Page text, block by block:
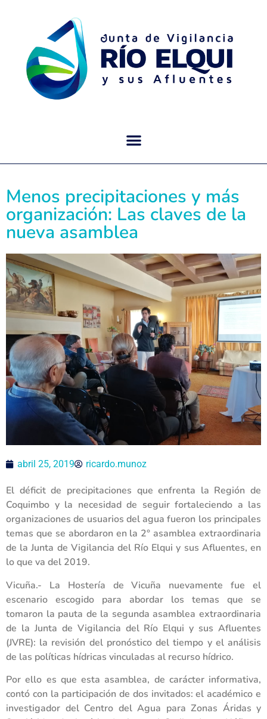
Menos precipitaciones y más
organización: Las claves de la
nueva asamblea
abril 25, 2019 ricardo.munoz
El déficit de precipitaciones que enfrenta la Región de
Coquimbo y la necesidad de seguir fortaleciendo a las
organizaciones de usuarios del agua fueron los principales
temas que se abordaron en la 2° asamblea extraordinaria
de la Junta de Vigilancia del Río Elqui y sus Afluentes, en
lo que va del 2019.
Vicuña.- La Hostería de Vicuña nuevamente fue el
escenario escogido para abordar los temas que se
tomaron la pauta de la segunda asamblea extraordinaria
de la Junta de Vigilancia del Río Elqui y sus Afluentes
(JVRE): la revisión del pronóstico del tiempo y el análisis
de las políticas hídricas vinculadas al recurso hídrico.
Por ello es que esta asamblea, de carácter informativa,
contó con la participación de dos invitados: el académico e
investigador del Centro del Agua para Zonas Áridas y